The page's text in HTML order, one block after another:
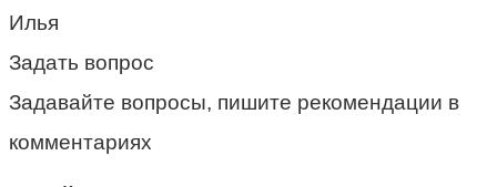
Илья
Задать вопрос
Задавайте вопросы, пишите рекомендации в
комментариях